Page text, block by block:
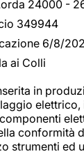
24000 -
349944
6/8/
ai Colli
in
conformità
strumenti ed